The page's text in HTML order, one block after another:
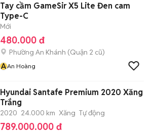
Tay cầm GameSir X5 Lite Đen cam
Type-C
Mới
480.000 đ
Phường An Khánh (Quận 2 cũ)
AAn Hoàng
Hyundai Santafe Premium 2020 Xăng
Trắng
2020 24.000 km Xăng Tự động
789.000.000 đ